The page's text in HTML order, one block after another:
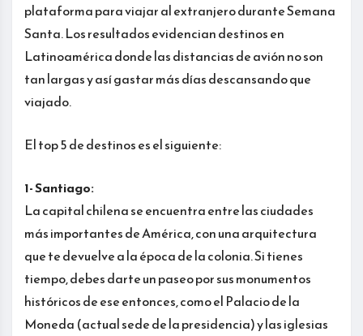
plataforma para viajar al extranjero durante Semana
Santa. Los resultados evidencian destinos en
Latinoamérica donde las distancias de avión no son
tan largas y así gastar más días descansando que
viajado.
El top 5 de destinos es el siguiente:
1- Santiago:
La capital chilena se encuentra entre las ciudades
más importantes de América, con una arquitectura
que te devuelve a la época de la colonia. Si tienes
tiempo, debes darte un paseo por sus monumentos
históricos de ese entonces, como el Palacio de la
Moneda (actual sede de la presidencia) y las iglesias